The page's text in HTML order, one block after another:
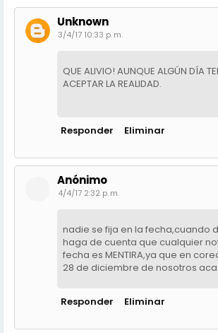
Unknown
3/4/17 10:33 p. m.
QUE ALIVIO! AUNQUE ALGÚN DÍA
ACEPTAR LA REALIDAD.
Responder Eliminar
Anónimo
4/4/17 2:32 p. m.
nadie se fija en la fecha,cuando
haga de cuenta que cualquier
fecha es MENTIRA,ya que en
28 de diciembre de nosotros
Responder Eliminar